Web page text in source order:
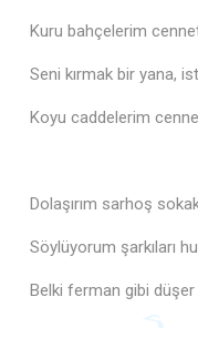
Kuru bahçelerim
Seni kırmak bir yana,
Koyu caddelerim
Dolaşırım sarhoş
Söylüyorum şarkıları
Belki ferman gibi düşer